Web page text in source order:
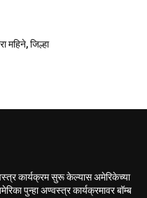
महिने, जिल्हा
कार्यक्रम सुरू केल्यास अमेरिकेच्या
पुन्हा अण्वस्त्र कार्यक्रमावर बॉम्ब